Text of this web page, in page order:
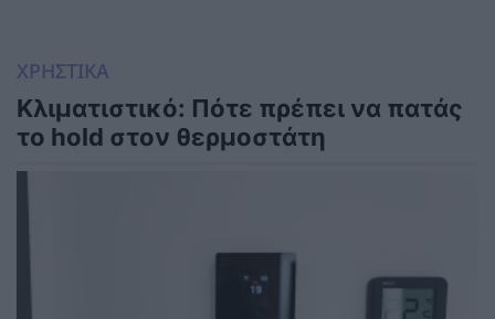
ΧΡΗΣΤΙΚΑ
Κλιματιστικό: Πότε πρέπει να πατάς
το hold στον θερμοστάτη